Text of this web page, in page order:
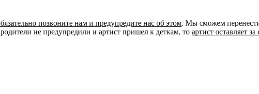
позвоните нам и предупредите нас об этом. Мы сможем
не предупредили и артист пришел к деткам, то артист оставляет